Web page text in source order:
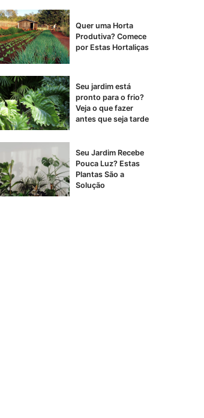
Quer uma Horta
Produtiva? Comece
por Estas Hortaliças
Seu jardim está
pronto para o frio?
Veja o que fazer
antes que seja tarde
Seu Jardim Recebe
Pouca Luz? Estas
Plantas São a
Solução